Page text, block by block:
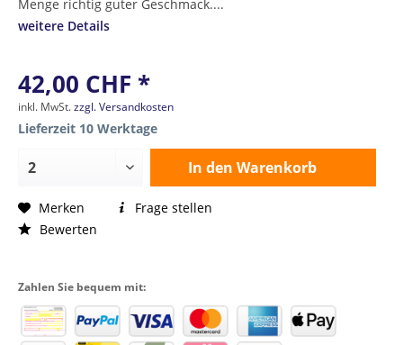
Menge richtig guter Geschmack....
weitere Details
42,00 CHF *
inkl. MwSt.zzgl. Versandkosten
Lieferzeit 10 Werktage
In den Warenkorb
Merken
Bewerten
Frage stellen
Zahlen Sie bequem mit: